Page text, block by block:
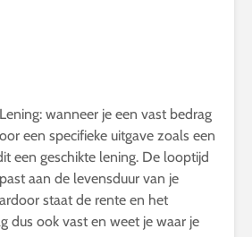
wanneer je een vast bedrag
een specifieke uitgave zoals een
een geschikte lening. De looptijd
aan de levensduur van je
staat de rente en het
dus ook vast en weet je waar je